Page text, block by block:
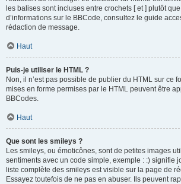
les balises sont incluses entre crochets [ et ] plutôt
d’informations sur le BBCode, consultez le guide
rédaction de message.
Haut
Puis-je utiliser le HTML ?
Non, il n’est pas possible de publier du HTML sur ce
mises en forme permises par le HTML peuvent être
BBCodes.
Haut
Que sont les smileys ?
Les smileys, ou émoticônes, sont de petites images
sentiments avec un code simple, exemple : :) signifie
liste complète des smileys est visible sur la page de
Essayez toutefois de ne pas en abuser. Ils peuvent